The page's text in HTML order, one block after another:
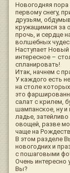
Новогодняя
первому снегу,
друзьям,
кружащимися за
прочь, и сердце
волшебных чудес.
Наступает Новый
интересное –
спланировать!
Итак, начнем с
У каждого есть
на столе
это
салат с крилем,
шампанское, ну
ладье,
овощей, разве
чаще на
В этом разделе
новогодних и
с пошаговыми
Очень интересно
Вы?